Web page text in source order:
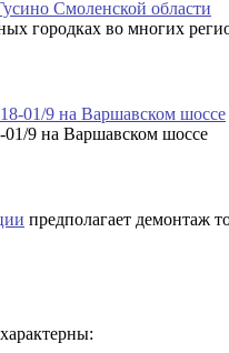
городках во многих
9 на Варшавском шоссе
предполагает демонтаж